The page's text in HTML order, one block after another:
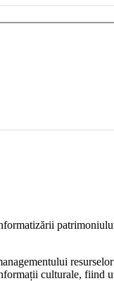
culturale, fiind